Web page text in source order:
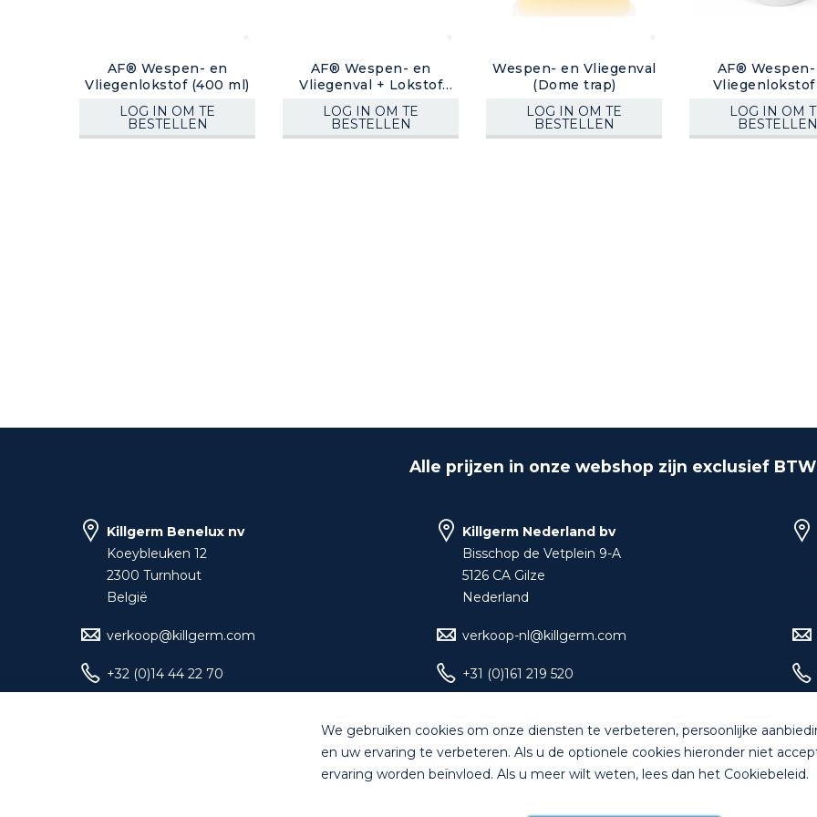
AF® Wespen- en
Vliegenlokstof (400 ml)
LOG IN OM TE
BESTELLEN
AF® Wespen- en
Vliegenval + Lokstof
LOG IN OM TE
BESTELLEN
Wespen- en Vliegenval
(Dome trap)
LOG IN OM TE
BESTELLEN
AF®
Vliegenlokstof
LOG IN OM
BESTELLEN
Alle prijzen in onze webshop zijn exclusief BTW
Killgerm Benelux nv
Koeybleuken 12
2300 Turnhout
België
verkoop@killgerm.com
+32 (0)14 44 22 70
Killgerm Nederland bv
Bisschop de Vetplein 9-A
5126 CA Gilze
Nederland
verkoop-nl@killgerm.com
+31 (0)161 219 520
© Killgerm Group Ltd. All rights reserved | Algemene Voorwaarden Bankgegevens
We gebruiken cookies om onze diensten te verbeteren, persoonlijke
en uw ervaring te verbeteren. Als u de optionele cookies hieronder niet
ervaring worden beïnvloed. Als u meer wilt weten, lees dan het Cookiebeleid.